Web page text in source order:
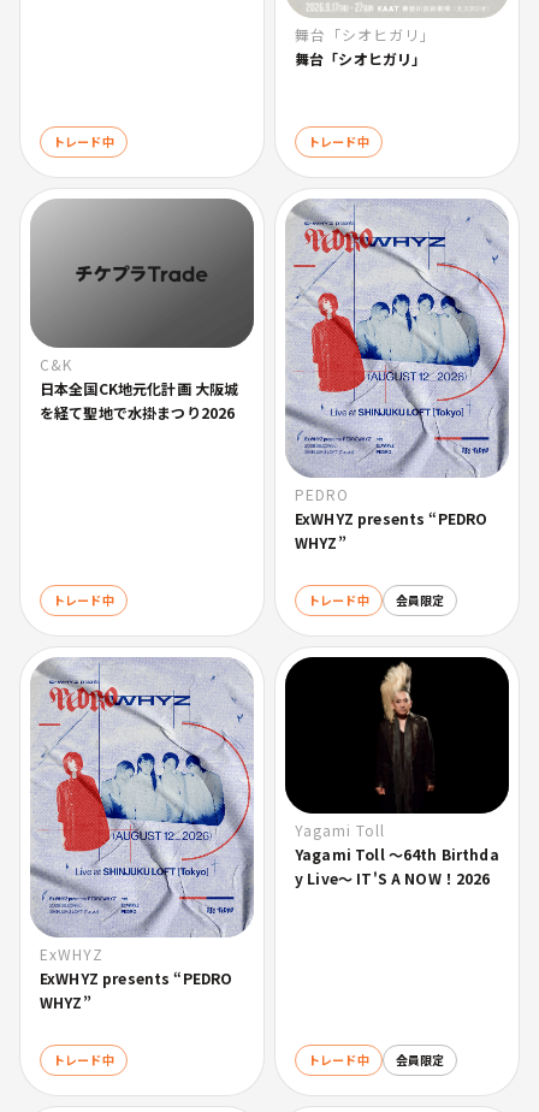
トレード中
舞台「シオヒガリ」
舞台「シオヒガリ」
トレード中
C&K
日本全国CK地元化計画 大阪城
を経て聖地で水掛まつり2026
トレード中
PEDRO
ExWHYZ presents “PEDRO
WHYZ”
トレード中 会員限定
ExWHYZ
ExWHYZ presents “PEDRO
WHYZ”
トレード中
Yagami Toll
Yagami Toll 〜64th Birthda
y Live〜 IT'S A NOW！2026
トレード中 会員限定